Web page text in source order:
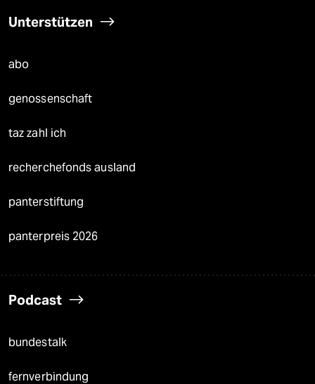
Unterstützen
abo
genossenschaft
taz zahl ich
recherchefonds ausland
panterstiftung
panterpreis 2026
Podcast
bundestalk
fernverbindung